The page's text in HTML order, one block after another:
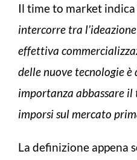
Il time to market indica
intercorre tra
effettiva
delle nuove tecnologie
importanza abbassare
imporsi sul mercato
La definizione appena